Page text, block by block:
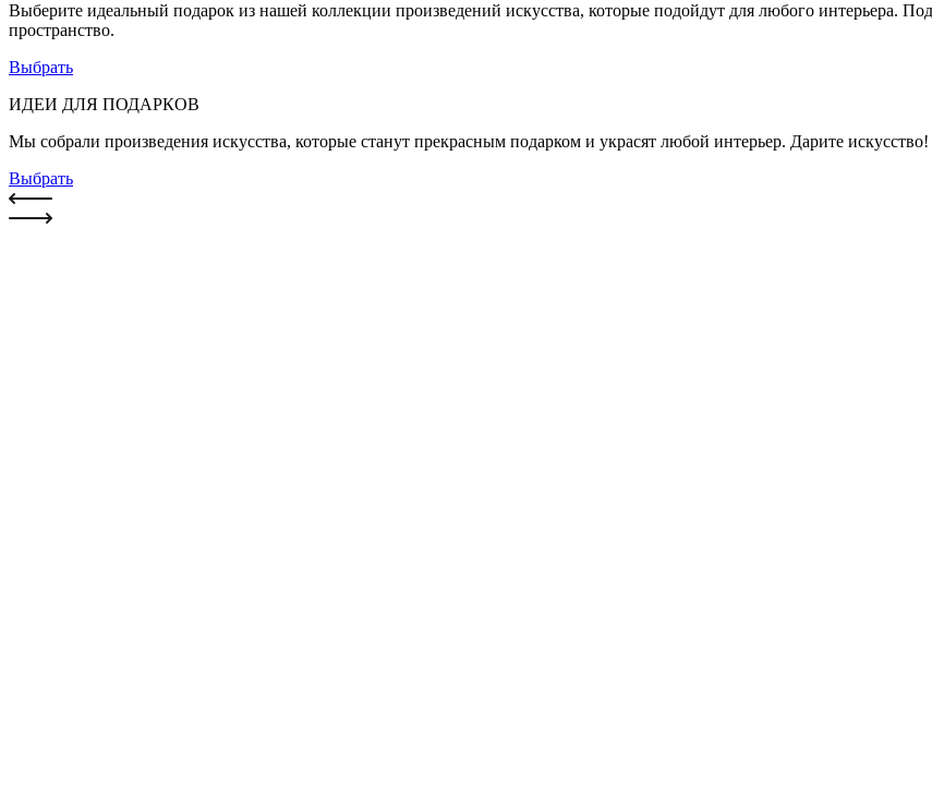
Выберите идеальный подарок из нашей коллекции произведений искусства, которые подойдут для любого интерьера.
пространство.
Выбрать
ИДЕИ ДЛЯ ПОДАРКОВ
Мы собрали произведения искусства, которые станут прекрасным подарком и украсят любой интерьер. Дарите искусство!
Выбрать